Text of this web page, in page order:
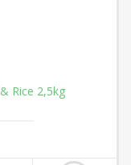
Rice 2,5kg